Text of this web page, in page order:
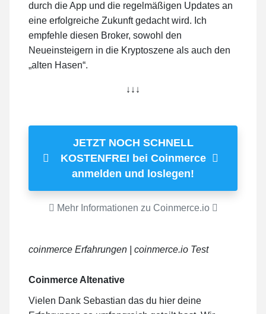
durch die App und die regelmäßigen Updates an
eine erfolgreiche Zukunft gedacht wird. Ich
empfehle diesen Broker, sowohl den
Neueinsteigern in die Kryptoszene als auch den
„alten Hasen“.
↓↓↓
JETZT NOCH SCHNELL
KOSTENFREI bei Coinmerce
anmelden und loslegen!
Mehr Informationen zu Coinmerce.io
coinmerce Erfahrungen | coinmerce.io Test
Coinmerce Altenative
Vielen Dank Sebastian das du hier deine